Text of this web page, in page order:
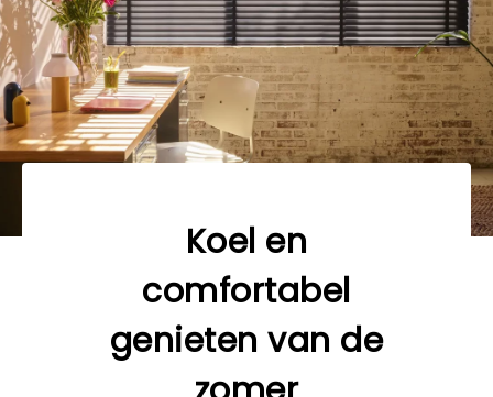
Koel en
comfortabel
genieten van de